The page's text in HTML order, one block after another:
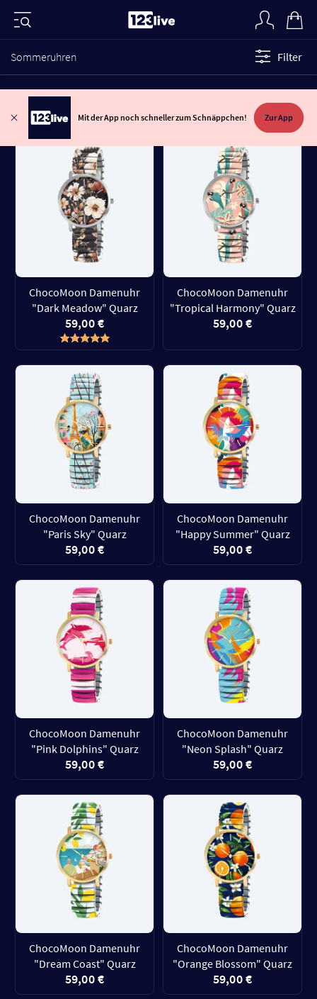
Sommeruhren Filter
Mit der App noch schneller zum Schnäppchen! Zur App
ChocoMoon Damenuhr
"Dark Meadow" Quarz
59,00 €
ChocoMoon Damenuhr
"Tropical Harmony" Quarz
59,00 €
ChocoMoon Damenuhr
"Paris Sky" Quarz
59,00 €
ChocoMoon Damenuhr
"Happy Summer" Quarz
59,00 €
ChocoMoon Damenuhr
"Pink Dolphins" Quarz
59,00 €
ChocoMoon Damenuhr
"Neon Splash" Quarz
59,00 €
ChocoMoon Damenuhr
"Dream Coast" Quarz
59,00 €
ChocoMoon Damenuhr
"Orange Blossom" Quarz
59,00 €